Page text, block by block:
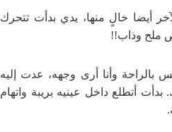
أيضا خالٍ منها، يدي بدأت تتحرك
ملح وذاب!!
بالراحة وأنا أرى وجهه، عدت إليه
أتطلع داخل عينيه بريبة واتهام